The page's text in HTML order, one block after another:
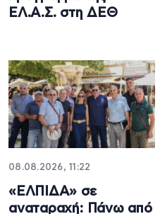
ΕΛ.Α.Σ. στη ΔΕΘ
08.08.2026, 11:22
«ΕΛΠΙΔΑ» σε
αναταραχή: Πάνω από